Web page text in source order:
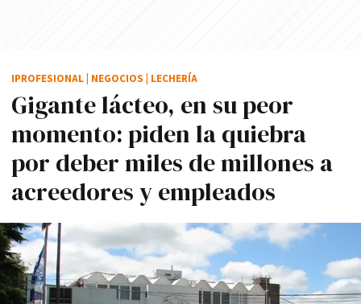
Gigante lácteo, en su peor
momento: piden la quiebra
por deber miles de millones a
acreedores y empleados
IPROFESIONAL NEGOCIOS LECHERÍA